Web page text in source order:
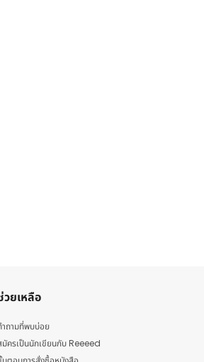
วยเหลือ
ำถามที่พบบ่อย
มัครเป็นนักเขียนกับ Reeeed